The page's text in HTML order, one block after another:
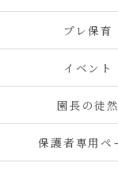
プレ保育
イベント
園長の徒然
保護者専用ペ